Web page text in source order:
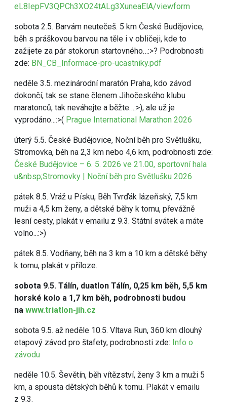
eL8IepFV3QPCh3XO24tALg3XuneaElA/viewform
sobota 2.5. Barvám neutečeš. 5 km České Budějovice,
běh s práškovou barvou na těle i v obličeji, kde to
zažijete za pár stokorun startovného…:>? Podrobnosti
zde: BN_CB_Informace-pro-ucastniky.pdf
neděle 3.5. mezinárodní maratón Praha, kdo závod
dokončí, tak se stane členem Jihočeského klubu
maratonců, tak neváhejte a běžte…:>), ale už je
vyprodáno...:>( Prague International Marathon 2026
úterý 5.5. České Budějovice, Noční běh pro Světlušku,
Stromovka, běh na 2,3 km nebo 4,6 km, podrobnosti zde:
České Budějovice – 6. 5. 2026 ve 21.00, sportovní hala
u&nbsp;Stromovky | Noční běh pro Světlušku 2026
pátek 8.5. Vráž u Písku, Běh Tvrďák lázeňský, 7,5 km
muži a 4,5 km ženy, a dětské běhy k tomu, převážně
lesní cesty, plakát v emailu z 9.3. Státní svátek a máte
volno...:>)
pátek 8.5. Vodňany, běh na 3 km a 10 km a dětské běhy
k tomu, plakát v příloze.
sobota 9.5. Tálín, duatlon Tálín, 0,25 km běh, 5,5 km
horské kolo a 1,7 km běh, podrobnosti budou
na www.triatlon-jih.cz
sobota 9.5. až neděle 10.5. Vltava Run, 360 km dlouhý
etapový závod pro štafety, podrobnosti zde: Info o
závodu
neděle 10.5. Ševětín, běh vítězství, ženy 3 km a muži 5
km, a spousta dětských běhů k tomu. Plakát v emailu
z 9.3.